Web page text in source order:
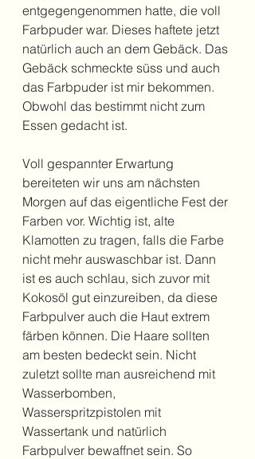
entgegengenommen hatte, die voll
Farbpuder war. Dieses haftete jetzt
natürlich auch an dem Gebäck. Das
Gebäck schmeckte süss und auch
das Farbpuder ist mir bekommen.
Obwohl das bestimmt nicht zum
Essen gedacht ist.
Voll gespannter Erwartung
bereiteten wir uns am nächsten
Morgen auf das eigentliche Fest der
Farben vor. Wichtig ist, alte
Klamotten zu tragen, falls die Farbe
nicht mehr auswaschbar ist. Dann
ist es auch schlau, sich zuvor mit
Kokosöl gut einzureiben, da diese
Farbpulver auch die Haut extrem
färben können. Die Haare sollten
am besten bedeckt sein. Nicht
zuletzt sollte man ausreichend mit
Wasserbomben,
Wasserspritzpistolen mit
Wassertank und natürlich
Farbpulver bewaffnet sein. So